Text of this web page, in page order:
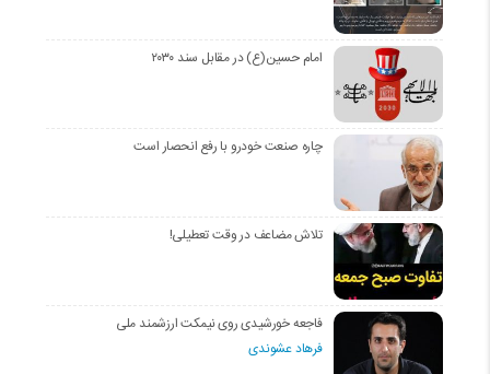
امام حسین(ع) در مقابل سند ۲۰۳۰
چاره صنعت خودرو با رفع انحصار است
تلاش مضاعف در وقت تعطیلی!
فاجعه خورشیدی روی نیمکت ارزشمند ملی
فرهاد عشوندی